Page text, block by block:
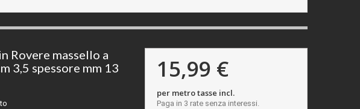
Rovere massello a
3,5 spessore mm 13
15,99 €
per metro tasse incl.